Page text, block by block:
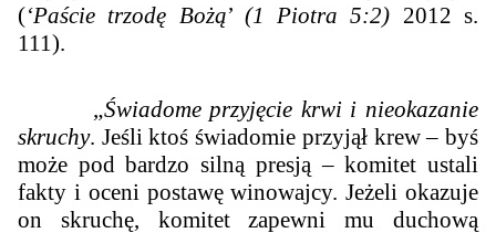
(‘Paście trzodę Bożą’ (1 Piotra 5:2) 2012 s.
111).
„Świadome przyjęcie krwi i nieokazanie
skruchy. Jeśli ktoś świadomie przyjął krew – byś
może pod bardzo silną presją – komitet ustali
fakty i oceni postawę winowajcy. Jeżeli okazuje
on skruchę, komitet zapewni mu duchową